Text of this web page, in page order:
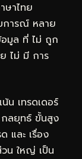
ษาไทย
การณ์ หลาย
มูล ที่ ไม่ ถูก
ไม่ มี การ
น เทรดเดอร์
ลยุทธ์ ขั้นสูง
และ เรื่อง
น ใหญ่ เป็น